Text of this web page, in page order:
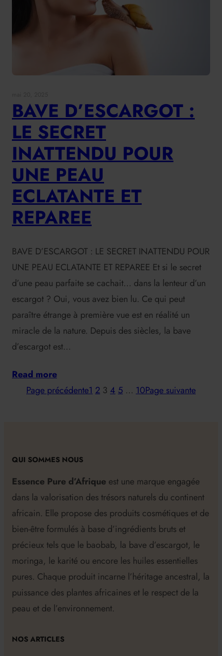
BAVE D’ESCARGOT :
LE SECRET
INATTENDU POUR
UNE PEAU
ECLATANTE ET
REPAREE
BAVE D’ESCARGOT : LE SECRET INATTENDU POUR
UNE PEAU ECLATANTE ET REPAREE Et si le secret
d’une peau parfaite se cachait… dans la lenteur d’un
escargot ? Oui, vous avez bien lu. Ce qui peut
paraître étrange à première vue est en réalité un
miracle de la nature. Depuis des siècles, la bave
d’escargot est…
Read more
Page précédente1 2 3 4 5 … 10Page suivante
QUI SOMMES NOUS
Essence Pure d’Afrique est une marque engagée
dans la valorisation des trésors naturels du continent
africain. Elle propose des produits cosmétiques et de
bien-être formulés à base d’ingrédients bruts et
précieux tels que le baobab, la bave d’escargot, le
moringa, le karité ou encore les huiles essentielles
pures. Chaque produit incarne l’héritage ancestral, la
puissance des plantes africaines et le respect de la
peau et de l’environnement.
NOS ARTICLES